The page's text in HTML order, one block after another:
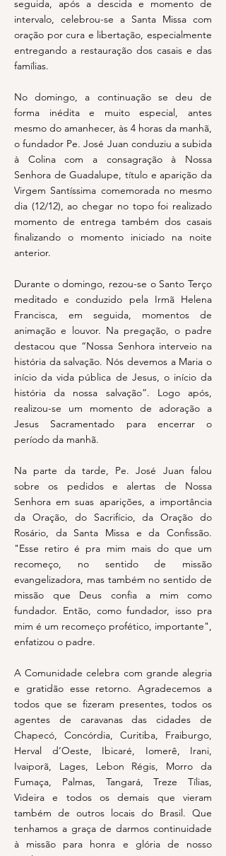
seguida, após a descida e momento de
intervalo, celebrou-se a Santa Missa com
oração por cura e libertação, especialmente
entregando a restauração dos casais e das
famílias.
No domingo, a continuação se deu de
forma inédita e muito especial, antes
mesmo do amanhecer, às 4 horas da manhã,
o fundador Pe. José Juan conduziu a subida
à Colina com a consagração à Nossa
Senhora de Guadalupe, título e aparição da
Virgem Santíssima comemorada no mesmo
dia (12/12), ao chegar no topo foi realizado
momento de entrega também dos casais
finalizando o momento iniciado na noite
anterior.
Durante o domingo, rezou-se o Santo Terço
meditado e conduzido pela Irmã Helena
Francisca, em seguida, momentos de
animação e louvor. Na pregação, o padre
destacou que “Nossa Senhora interveio na
história da salvação. Nós devemos a Maria o
início da vida pública de Jesus, o início da
história da nossa salvação”. Logo após,
realizou-se um momento de adoração a
Jesus Sacramentado para encerrar o
período da manhã.
Na parte da tarde, Pe. José Juan falou
sobre os pedidos e alertas de Nossa
Senhora em suas aparições, a importância
da Oração, do Sacrifício, da Oração do
Rosário, da Santa Missa e da Confissão.
"Esse retiro é pra mim mais do que um
recomeço, no sentido de missão
evangelizadora, mas também no sentido de
missão que Deus confia a mim como
fundador. Então, como fundador, isso pra
mim é um recomeço profético, importante",
enfatizou o padre.
A Comunidade celebra com grande alegria
e gratidão esse retorno. Agradecemos a
todos que se fizeram presentes, todos os
agentes de caravanas das cidades de
Chapecó, Concórdia, Curitiba, Fraiburgo,
Herval d’Oeste, Ibicaré, Iomerê, Irani,
Ivaiporã, Lages, Lebon Régis, Morro da
Fumaça, Palmas, Tangará, Treze Tílias,
Videira e todos os demais que vieram
também de outros locais do Brasil. Que
tenhamos a graça de darmos continuidade
à missão para honra e glória de nosso